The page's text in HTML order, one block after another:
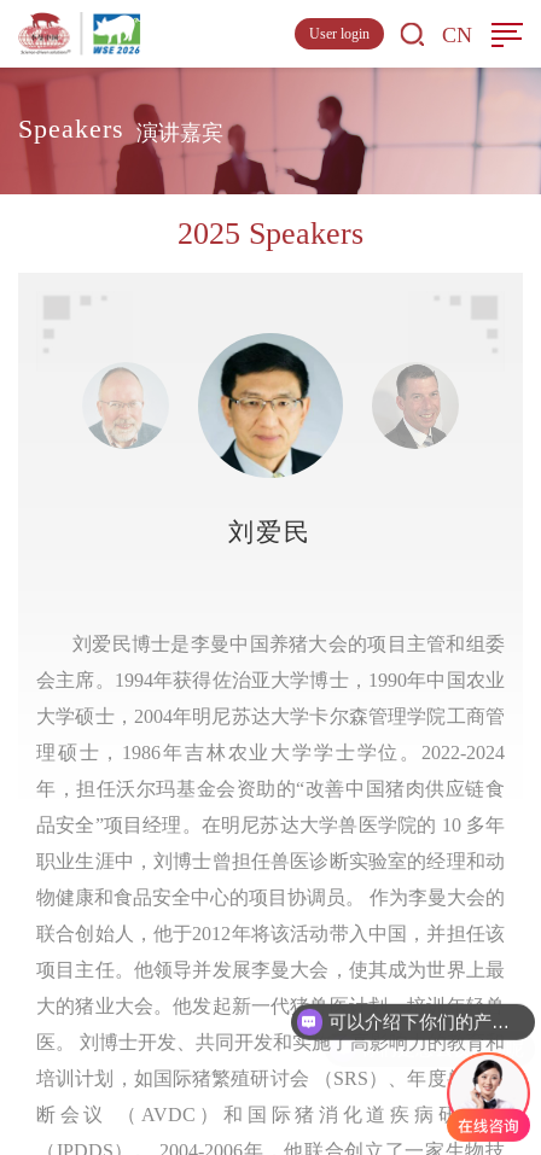
CN
User login
Speakers 演讲嘉宾
2025 Speakers
刘爱民
刘爱民博士是李曼中国养猪大会的项目主管和组委
会主席。1994年获得佐治亚大学博士，1990年中国农业
大学硕士，2004年明尼苏达大学卡尔森管理学院工商管
理硕士，1986年吉林农业大学学士学位。2022-2024
年，担任沃尔玛基金会资助的“改善中国猪肉供应链食
品安全”项目经理。在明尼苏达大学兽医学院的 10 多年
职业生涯中，刘博士曾担任兽医诊断实验室的经理和动
物健康和食品安全中心的项目协调员。 作为李曼大会的
联合创始人，他于2012年将该活动带入中国，并担任该
项目主任。他领导并发展李曼大会，使其成为世界上最
大的猪业大会。他发起新一代猪兽医计划，培训年轻兽
医。 刘博士开发、共同开发和实施了高影响力的教育和
培训计划，如国际猪繁殖研讨会 （SRS）、年度兽医诊
断会议 （AVDC）和国际猪消化道疾病研讨会
可以介绍下你们的产品么
你们是怎么收费的呢